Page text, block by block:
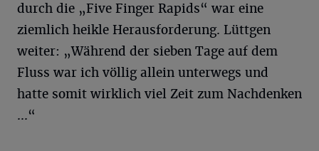
durch die „Five Finger Rapids“ war eine
ziemlich heikle Herausforderung. Lüttgen
weiter: „Während der sieben Tage auf dem
Fluss war ich völlig allein unterwegs und
hatte somit wirklich viel Zeit zum Nachdenken
...“